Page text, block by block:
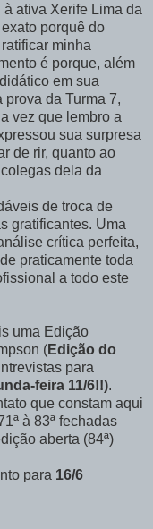
ativa Xerife Lima da
porquê do
minha
é porque, além
em sua
da Turma 7,
vez que lembro a
sua surpresa
de rir, quanto ao
dela da
de troca de
gratificantes. Uma
crítica perfeita,
praticamente toda
a todo este
uma Edição
(Edição do
para
feira 11/6!!).
que constam aqui
à 83ª fechadas
aberta (84ª)
para 16/6